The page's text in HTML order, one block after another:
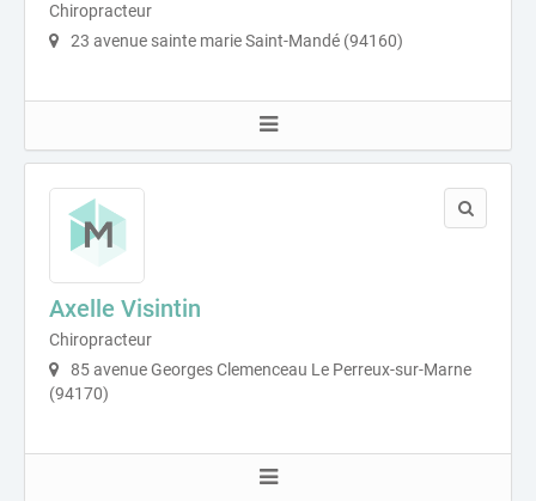
Chiropracteur
23 avenue sainte marie Saint-Mandé (94160)
Axelle Visintin
Chiropracteur
85 avenue Georges Clemenceau Le Perreux-sur-Marne
(94170)